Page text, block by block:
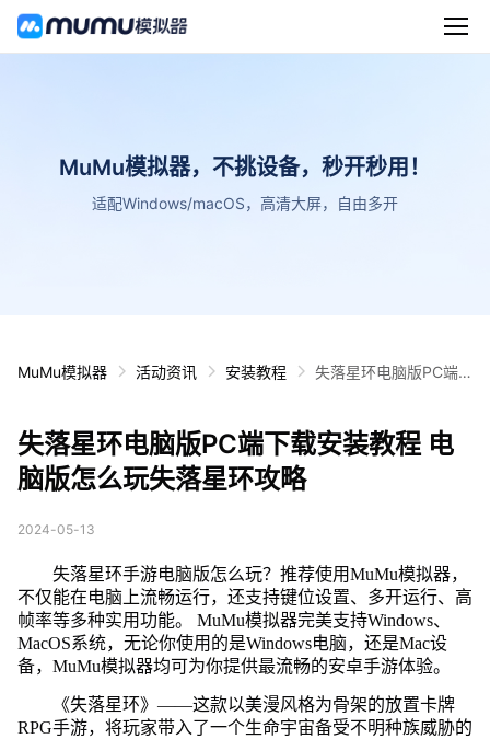
MuMu模拟器，不挑设备，秒开秒用！
适配Windows/macOS，高清大屏，自由多开
MuMu模拟器 活动资讯 安装教程
失落星环电脑版PC端
失落星环电脑版PC端下载安装教程 电
脑版怎么玩失落星环攻略
2024-05-13
失落星环手游电脑版怎么玩？推荐使用MuMu模拟器，
不仅能在电脑上流畅运行，还支持键位设置、多开运行、高
帧率等多种实用功能。 MuMu模拟器完美支持Windows、
MacOS系统，无论你使用的是Windows电脑，还是Mac设
备，MuMu模拟器均可为你提供最流畅的安卓手游体验。
《失落星环》——这款以美漫风格为骨架的放置卡牌
RPG手游，将玩家带入了一个生命宇宙备受不明种族威胁的